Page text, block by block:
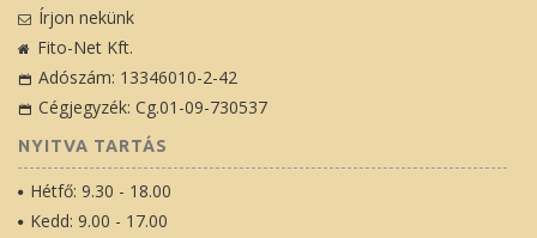
Írjon nekünk
Fito-Net Kft.
Adószám: 13346010-2-42
Cégjegyzék: Cg.01-09-730537
NYITVA TARTÁS
Hétfő: 9.30 - 18.00
Kedd: 9.00 - 17.00